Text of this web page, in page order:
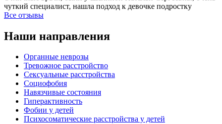
чуткий специалист, нашла подход к девочке подростку
Все отзывы
Наши направления
Органные неврозы
Тревожное расстройство
Сексуальные расстройства
Социофобия
Навязчивые состояния
Гиперактивность
Фобии у детей
Психосоматические расстройства у детей